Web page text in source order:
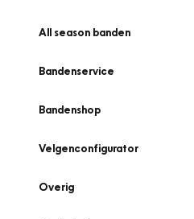
All season banden
Bandenservice
Bandenshop
Velgenconfigurator
Overig